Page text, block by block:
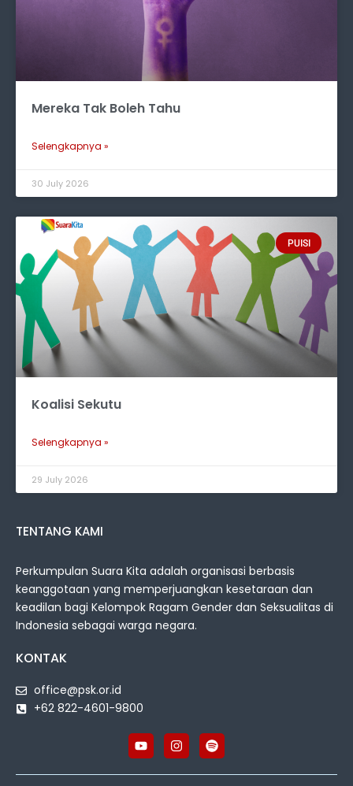
Mereka Tak Boleh Tahu
Selengkapnya »
30 July 2026
PUISI
Koalisi Sekutu
Selengkapnya »
29 July 2026
TENTANG KAMI
Perkumpulan Suara Kita adalah organisasi berbasis
keanggotaan yang memperjuangkan kesetaraan dan
keadilan bagi Kelompok Ragam Gender dan Seksualitas di
Indonesia sebagai warga negara.
KONTAK
office@psk.or.id
+62 822-4601-9800